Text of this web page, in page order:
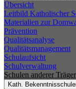
Übersicht
Leitbild Katholischer
Materialien zur
Prävention
Qualitätsanalyse
Qualitätsmanagement
Schulaufsicht
Schulverwaltung
Schulen anderer Träger
Kath.